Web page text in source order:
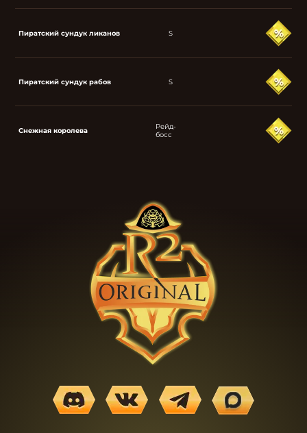
Пиратский сундук ликанов S
Пиратский сундук рабов S
Снежная королева
Рейд-
босс